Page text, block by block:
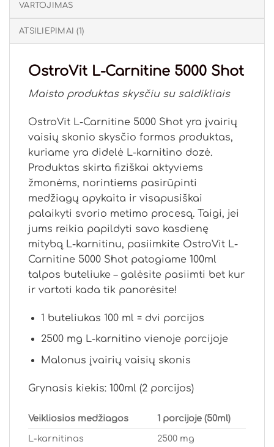
VARTOJIMAS
ATSILIEPIMAI (1)
OstroVit L-Carnitine 5000 Shot
Maisto produktas skysčiu su saldikliais
OstroVit L-Carnitine 5000 Shot yra įvairių
vaisių skonio skysčio formos produktas,
kuriame yra didelė L-karnitino dozė.
Produktas skirta fiziškai aktyviems
žmonėms, norintiems pasirūpinti
medžiagų apykaita ir visapusiškai
palaikyti svorio metimo procesą. Taigi, jei
jums reikia papildyti savo kasdienę
mitybą L-karnitinu, pasiimkite OstroVit L-
Carnitine 5000 Shot patogiame 100ml
talpos buteliuke – galėsite pasiimti bet kur
ir vartoti kada tik panorėsite!
1 buteliukas 100 ml = dvi porcijos
2500 mg L-karnitino vienoje porcijoje
Malonus įvairių vaisių skonis
Grynasis kiekis: 100ml (2 porcijos)
Veikliosios medžiagos 1 porcijoje (50ml)
L-karnitinas 2500 mg